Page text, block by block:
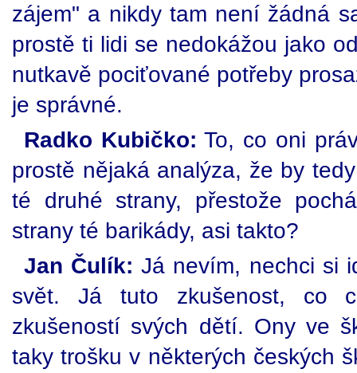
zájem" a nikdy tam není žádná
prostě ti lidi se nedokážou jako
nutkavě pociťované potřeby
je správné.
Radko Kubičko: To, co oni
prostě nějaká analýza, že by
té druhé strany, přestože
strany té barikády, asi takto?
Jan Čulík: Já nevím, nechci si
svět. Já tuto zkušenost, co
zkušeností svých dětí. Ony ve
taky trošku v některých českých